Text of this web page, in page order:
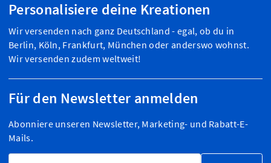
Personalisiere deine Kreationen
Wir versenden nach ganz Deutschland - egal, ob du in
Berlin, Köln, Frankfurt, München oder anderswo wohnst.
Wir versenden zudem weltweit!
Für den Newsletter anmelden
Abonniere unseren Newsletter, Marketing- und Rabatt-E-
Mails.